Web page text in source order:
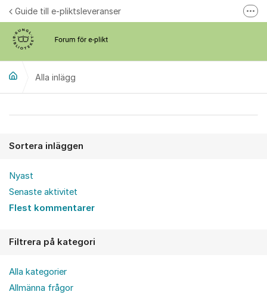
Hoppa till innehåll
Guide till e-pliktsleveranser
Alla inlägg
Sortera inläggen
Nyast
Senaste aktivitet
Flest kommentarer
Filtrera på kategori
Alla kategorier
Allmänna frågor